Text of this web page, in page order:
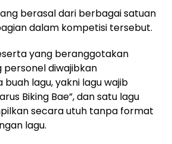
berasal dari berbagai satuan
dalam kompetisi tersebut.
yang beranggotakan
personel diwajibkan
lagu, yakni lagu wajib
Biking Bae”, dan satu lagu
secara utuh tanpa format
lagu.